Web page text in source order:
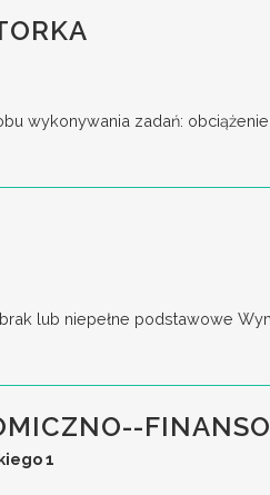
wykonywania zadań:
lub niepełne podstawowe
1